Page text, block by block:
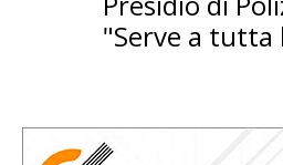
"Serve a tutta